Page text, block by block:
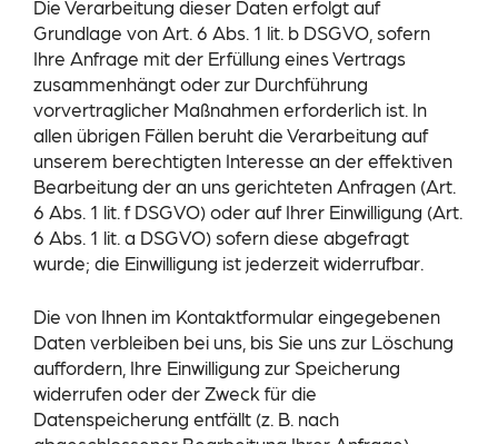
Die Verarbeitung dieser Daten erfolgt auf
Grundlage von Art. 6 Abs. 1 lit. b DSGVO, sofern
Ihre Anfrage mit der Erfüllung eines Vertrags
zusammenhängt oder zur Durchführung
vorvertraglicher Maßnahmen erforderlich ist. In
allen übrigen Fällen beruht die Verarbeitung auf
unserem berechtigten Interesse an der effektiven
Bearbeitung der an uns gerichteten Anfragen (Art.
6 Abs. 1 lit. f DSGVO) oder auf Ihrer Einwilligung (Art.
6 Abs. 1 lit. a DSGVO) sofern diese abgefragt
wurde; die Einwilligung ist jederzeit widerrufbar.
Die von Ihnen im Kontaktformular eingegebenen
Daten verbleiben bei uns, bis Sie uns zur Löschung
auffordern, Ihre Einwilligung zur Speicherung
widerrufen oder der Zweck für die
Datenspeicherung entfällt (z. B. nach